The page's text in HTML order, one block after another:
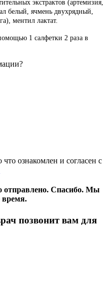
экстрактов (артемизия,
белый, ячмень двухрядный,
ментил лактат.
1 салфетки 2 раза в
ознакомлен и согласен с
Спасибо. Mы
время.
позвонит вам для